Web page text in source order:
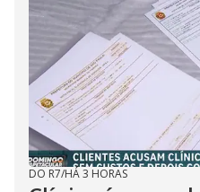
DO R7/HÁ 3 HORAS